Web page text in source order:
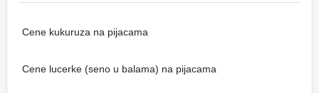
Cene kukuruza na pijacama
Cene lucerke (seno u balama) na pijacama